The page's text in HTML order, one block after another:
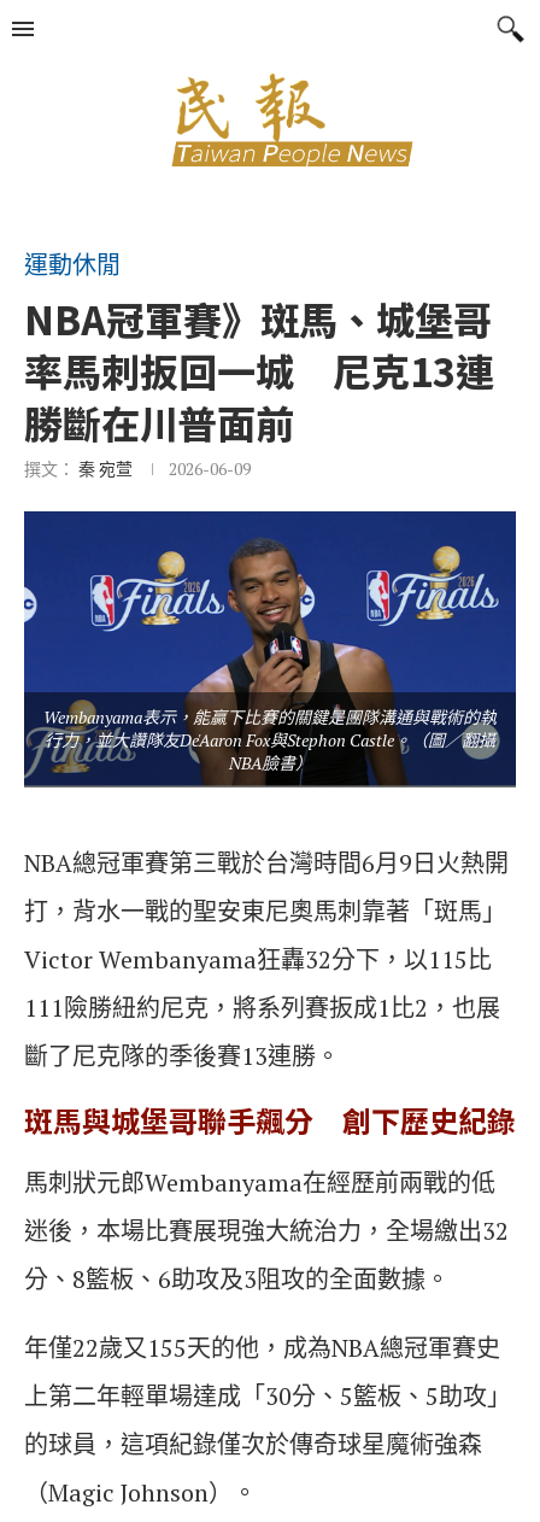
運動休閒
NBA冠軍賽》斑馬、城堡哥
率馬刺扳回一城 尼克13連
勝斷在川普面前
撰文： 秦 宛萱 2026-06-09
Wembanyama表示，能贏下比賽的關鍵是團隊溝通與戰術的執
行力，並大讚隊友De'Aaron Fox與Stephon Castle。（圖／翻攝
NBA臉書）
NBA總冠軍賽第三戰於台灣時間6月9日火熱開
打，背水一戰的聖安東尼奧馬刺靠著「斑馬」
Victor Wembanyama狂轟32分下，以115比
111險勝紐約尼克，將系列賽扳成1比2，也展
斷了尼克隊的季後賽13連勝。
斑馬與城堡哥聯手飆分 創下歷史紀錄
馬刺狀元郎Wembanyama在經歷前兩戰的低
迷後，本場比賽展現強大統治力，全場繳出32
分、8籃板、6助攻及3阻攻的全面數據。
年僅22歲又155天的他，成為NBA總冠軍賽史
上第二年輕單場達成「30分、5籃板、5助攻」
的球員，這項紀錄僅次於傳奇球星魔術強森
（Magic Johnson）。